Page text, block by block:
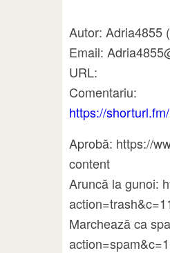
Autor: Adria4855
Email:
URL:
Comentariu:
https://
Aprobă: https://
content
Aruncă la gunoi:
Marchează ca